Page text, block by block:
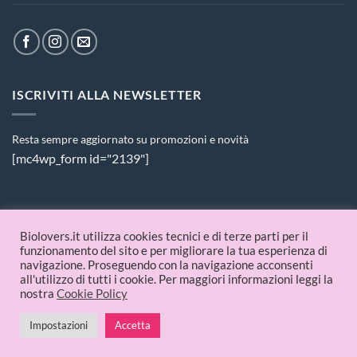
ISCRIVITI ALLA NEWSLETTER
Resta sempre aggiornato su promozioni e novità
[mc4wp_form id="2139"]
PAGAMENTI ACCETTATI
© 2026 Biolovers.it | P.IVA 09336481214
Biolovers.it utilizza cookies tecnici e di terze parti per il
funzionamento del sito e per migliorare la tua esperienza di
navigazione. Proseguendo con la navigazione acconsenti
all'utilizzo di tutti i cookie. Per maggiori informazioni leggi la
nostra Cookie Policy
Impostazioni Accetta